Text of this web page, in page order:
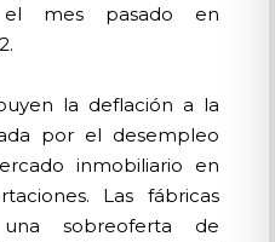
mes pasado en
la deflación a la
por el desempleo
inmobiliario en
Las fábricas
sobreoferta de